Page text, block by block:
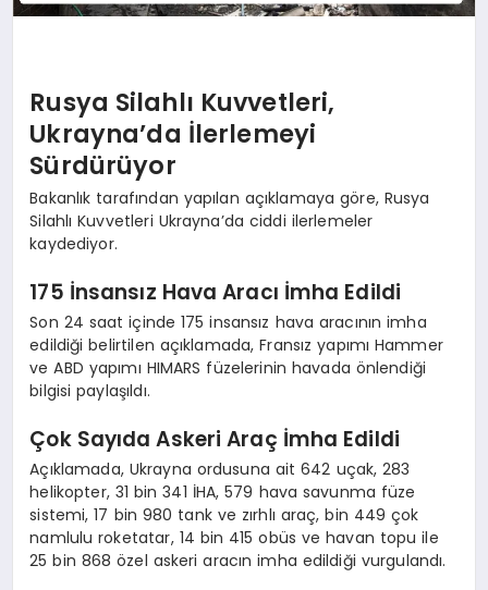
Rusya Silahlı Kuvvetleri,
Ukrayna’da İlerlemeyi
Sürdürüyor
Bakanlık tarafından yapılan açıklamaya göre, Rusya
Silahlı Kuvvetleri Ukrayna’da ciddi ilerlemeler
kaydediyor.
175 İnsansız Hava Aracı İmha Edildi
Son 24 saat içinde 175 insansız hava aracının imha
edildiği belirtilen açıklamada, Fransız yapımı Hammer
ve ABD yapımı HIMARS füzelerinin havada önlendiği
bilgisi paylaşıldı.
Çok Sayıda Askeri Araç İmha Edildi
Açıklamada, Ukrayna ordusuna ait 642 uçak, 283
helikopter, 31 bin 341 İHA, 579 hava savunma füze
sistemi, 17 bin 980 tank ve zırhlı araç, bin 449 çok
namlulu roketatar, 14 bin 415 obüs ve havan topu ile
25 bin 868 özel askeri aracın imha edildiği vurgulandı.